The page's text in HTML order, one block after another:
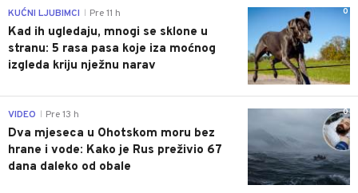
0
KUĆNI LJUBIMCI Pre 11 h
Kad ih ugledaju, mnogi se sklone u
stranu: 5 rasa pasa koje iza moćnog
izgleda kriju nježnu narav
0
VIDEO Pre 13 h
Dva mjeseca u Ohotskom moru bez
hrane i vode: Kako je Rus preživio 67
dana daleko od obale